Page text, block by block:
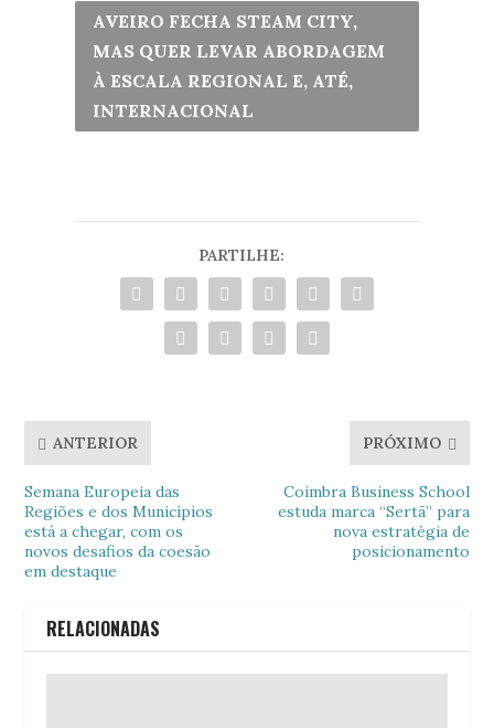
AVEIRO FECHA STEAM CITY,
MAS QUER LEVAR ABORDAGEM
À ESCALA REGIONAL E, ATÉ,
INTERNACIONAL
PARTILHE:
ANTERIOR
Semana Europeia das
Regiões e dos Municípios
está a chegar, com os
novos desafios da coesão
em destaque
PRÓXIMO
Coimbra Business School
estuda marca “Sertã” para
nova estratégia de
posicionamento
RELACIONADAS